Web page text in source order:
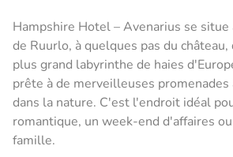
Hampshire Hotel – Avenarius se
de Ruurlo, à quelques pas du
plus grand labyrinthe de haies
prête à de merveilleuses promenades
dans la nature. C'est l'endroit idéal
romantique, un week-end d'affaires
famille.